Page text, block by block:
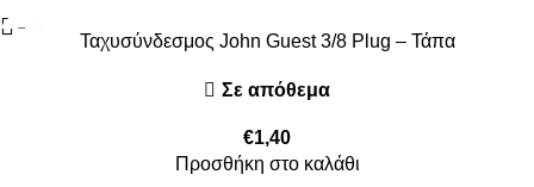
Ταχυσύνδεσμος John Guest 3/8 Plug – Τάπα
Σε απόθεμα
€1,40
Προσθήκη στο καλάθι